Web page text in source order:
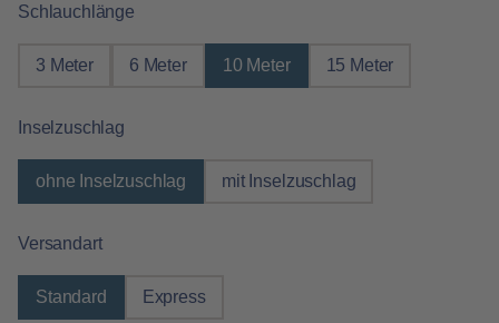
Schlauchlängeauswählen
3 Meter 6 Meter 10 Meter 15 Meter
Inselzuschlagauswählen
ohne Inselzuschlag mit Inselzuschlag
Versandartauswählen
Standard Express